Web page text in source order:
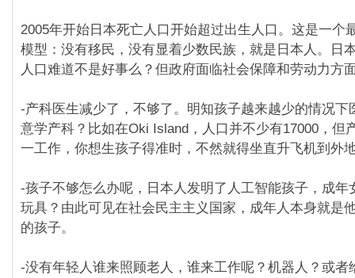
2005年开始日本死亡人口开始超过出生人口。这是一个
模型：没有移民，没有显着少数民族，就是日本人。日
人口难道不是好事么？但政府面临社会保障和劳动力方
-产科医生减少了，不够了。明知孩子越来越少的情况下
意学产科？比如在Oki Island，人口并不少有17000，但
一工作，你想生孩子得准时，不然就得坐直升飞机到外
-孩子不够怎么办呢，日本人发明了人工智能孩子，成年
玩具？由此可见在社会民主主义国家，成年人本身就是
的孩子。
-没有年轻人谁来照顾老人，谁来工作呢？机器人？或者